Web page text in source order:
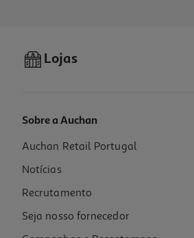
Lojas
Sobre a Auchan
Auchan Retail Portugal
Notícias
Recrutamento
Seja nosso fornecedor